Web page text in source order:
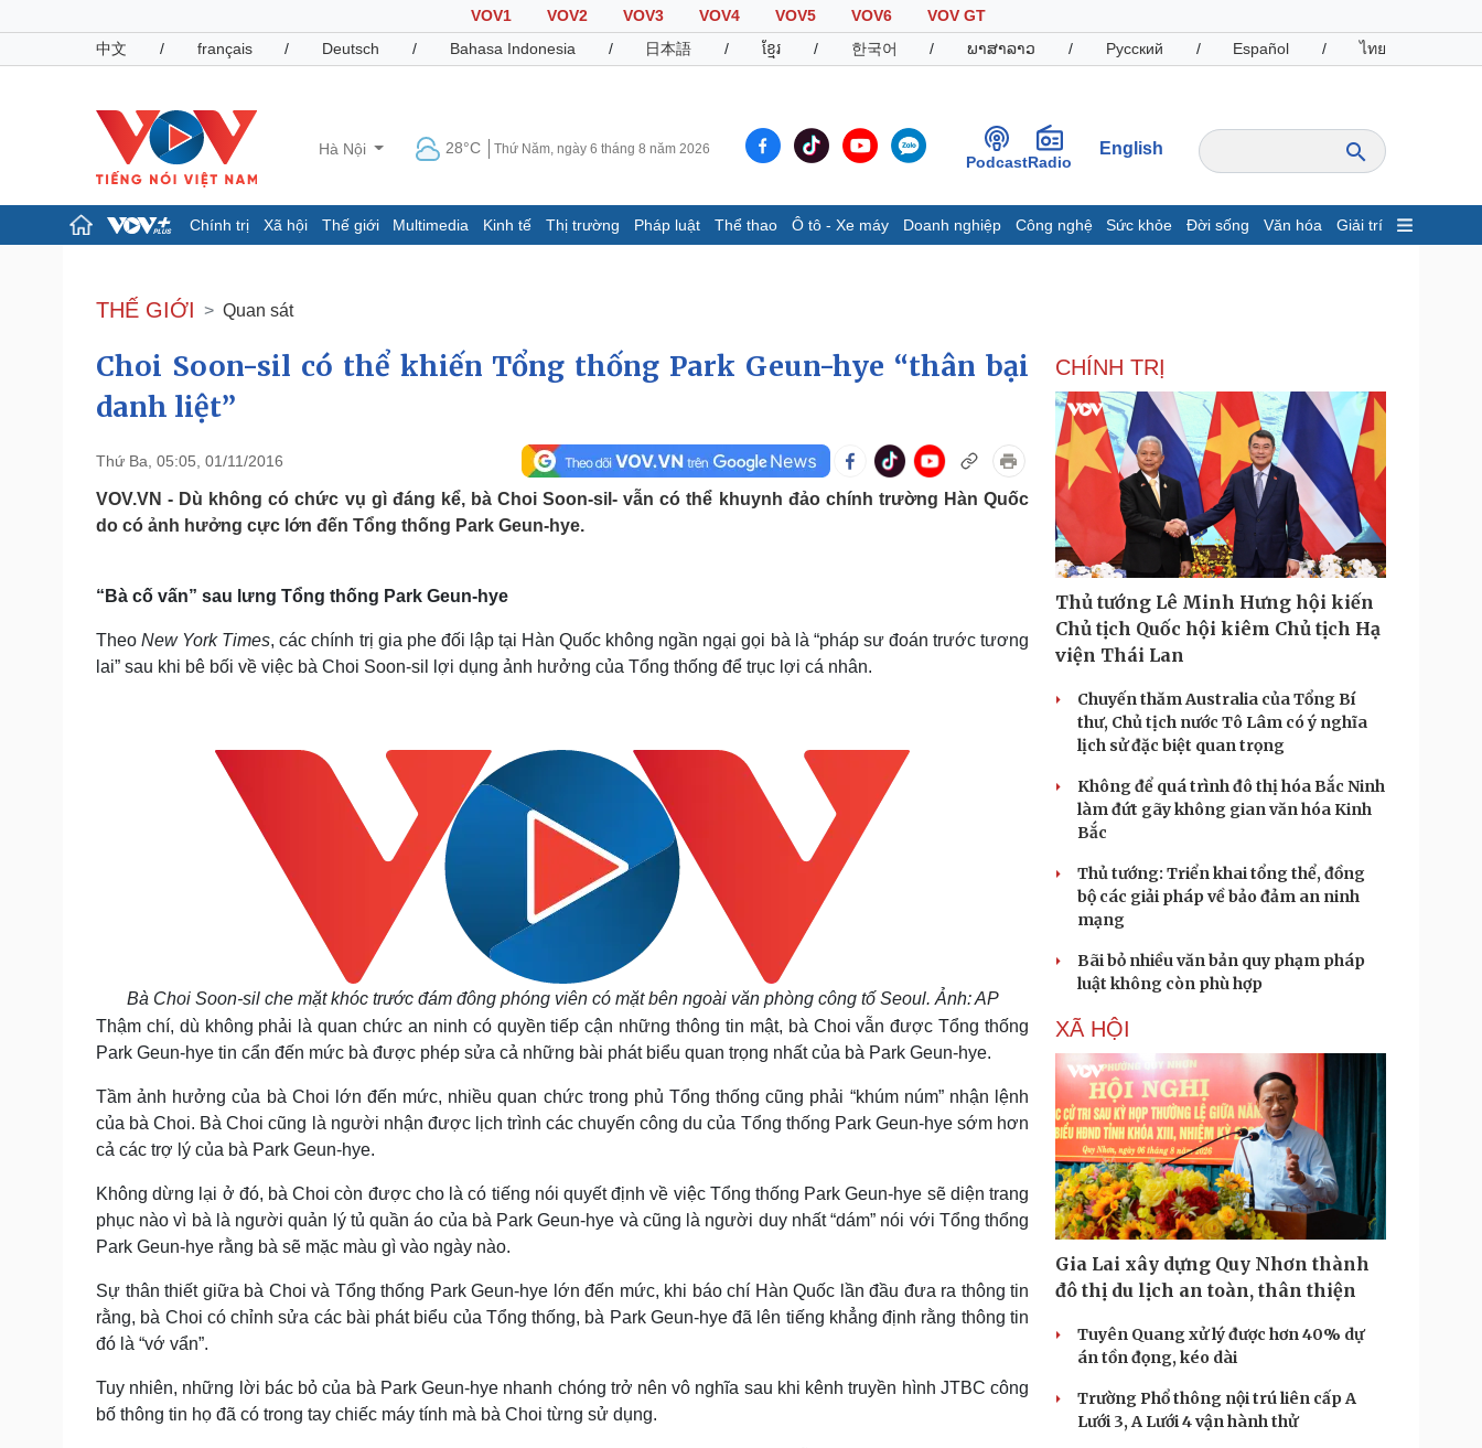
VOV1 VOV2 VOV3 VOV4 VOV5 VOV6
VOV GT
中文
/ français / Deutsch / Bahasa Indonesia / 日本語 / ខ្មែរ / 한국어 / ພາສາລາວ / Русский / Español / ไทย
Hà Nội 28°C Thứ Năm, ngày 6 tháng 8 năm 2026
PodcastRadio
English
Chính trị Xã hội Thế giới Multimedia Kinh tế Thị trường Pháp luật Thể thao Ô tô - Xe máy Doanh nghiệp Công nghệ Sức khỏe Đời sống Văn hóa Giải trí
Đảng
Tổ chức nhân sự
Nhận diện sự thật
Dấu ấn VOV
Infographic
Giá cà phê
Pháp luật
Tin nóng
Tư vấn luật
Việt Nam
Phân tích
Thể thao
Bóng đá
Lịch thi đấu bóng đá
Thế giới thể thao
Ô tô - Xe máy
Ô tô
Xe máy
Doanh nghiệp
Thông tin doanh nghiệp
Doanh nghiệp 24h
Doanh nhân
Vì cộng đồng
Công nghệ
Sành điệu
Tin Công nghệ
Trải nghiệm
Chuyển đổi số
Dinh dưỡng - món ngon
Cây thuốc
Làm đẹp - giảm cân
Phòng mạch online
Nhà đẹp
Blog
Sân khấu - Điện ảnh
Văn học
Nghệ sĩ
Thời trang
Tư vấn
Podcast
Câu chuyện thời sự
Cửa sổ tình yêu
Kể chuyện cho bé
Hạt giống tâm hồn
THẾ GIỚI Quan sát
Choi Soon-sil có thể khiến Tổng thống Park Geun-hye “thân bại
danh liệt”
Thứ Ba, 05:05, 01/11/2016
VOV.VN - Dù không có chức vụ gì đáng kể, bà Choi Soon-sil- vẫn có thể khuynh đảo chính trường Hàn Quốc
do có ảnh hưởng cực lớn đến Tổng thống Park Geun-hye.
“Bà cố vấn” sau lưng Tổng thống Park Geun-hye
TheoNew York Times, các chính trị gia phe đối lập tại Hàn Quốc không ngần ngại gọi bà là “pháp sư đoán trước tương
lai” sau khi bê bối về việc bà Choi Soon-sil lợi dụng ảnh hưởng của Tổng thống để trục lợi cá nhân.
Bà Choi Soon-sil che mặt khóc trước đám đông phóng viên có mặt bên ngoài văn phòng công tố Seoul. Ảnh: AP
Thậm chí, dù không phải là quan chức an ninh có quyền tiếp cận những thông tin mật, bà Choi vẫn được Tổng thống
Park Geun-hye tin cẩn đến mức bà được phép sửa cả những bài phát biểu quan trọng nhất của bà Park Geun-hye.
Tầm ảnh hưởng của bà Choi lớn đến mức, nhiều quan chức trong phủ Tổng thống cũng phải “khúm núm” nhận lệnh
của bà Choi. Bà Choi cũng là người nhận được lịch trình các chuyến công du của Tổng thống Park Geun-hye sớm hơn
cả các trợ lý của bà Park Geun-hye.
Không dừng lại ở đó, bà Choi còn được cho là có tiếng nói quyết định về việc Tổng thống Park Geun-hye sẽ diện trang
phục nào vì bà là người quản lý tủ quần áo của bà Park Geun-hye và cũng là người duy nhất “dám” nói với Tổng thổng
Park Geun-hye rằng bà sẽ mặc màu gì vào ngày nào.
Sự thân thiết giữa bà Choi và Tổng thống Park Geun-hye lớn đến mức, khi báo chí Hàn Quốc lần đầu đưa ra thông tin
rằng, bà Choi có chỉnh sửa các bài phát biểu của Tổng thống, bà Park Geun-hye đã lên tiếng khẳng định rằng thông tin
đó là “vớ vẩn”.
Tuy nhiên, những lời bác bỏ của bà Park Geun-hye nhanh chóng trở nên vô nghĩa sau khi kênh truyền hình JTBC công
bố thông tin họ đã có trong tay chiếc máy tính mà bà Choi từng sử dụng.
CHÍNH TRỊ
Thủ tướng Lê Minh Hưng hội kiến
Chủ tịch Quốc hội kiêm Chủ tịch Hạ
viện Thái Lan
Chuyến thăm Australia của Tổng Bí
thư, Chủ tịch nước Tô Lâm có ý nghĩa
lịch sử đặc biệt quan trọng
Không để quá trình đô thị hóa Bắc Ninh
làm đứt gãy không gian văn hóa Kinh
Bắc
Thủ tướng: Triển khai tổng thể, đồng
bộ các giải pháp về bảo đảm an ninh
mạng
Bãi bỏ nhiều văn bản quy phạm pháp
luật không còn phù hợp
XÃ HỘI
Gia Lai xây dựng Quy Nhơn thành
đô thị du lịch an toàn, thân thiện
Tuyên Quang xử lý được hơn 40% dự
án tồn đọng, kéo dài
Trường Phổ thông nội trú liên cấp A
Lưới 3, A Lưới 4 vận hành thử